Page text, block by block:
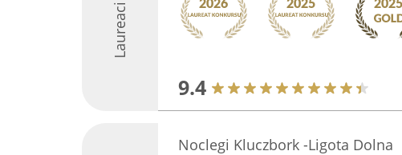
Laureaci
9.4
Noclegi Kluczbork -Ligota Dolna